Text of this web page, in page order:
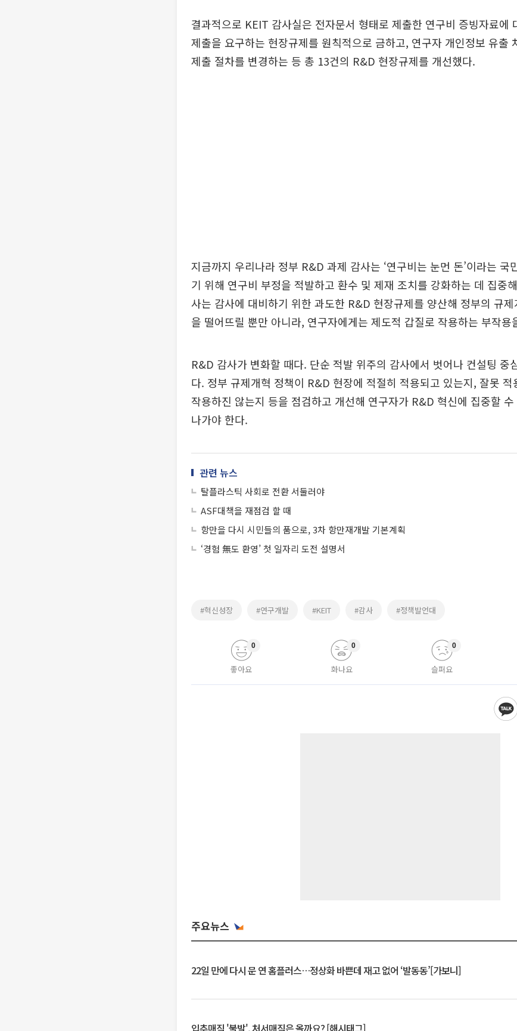
결과적으로 KEIT 감사실은 전자문서 형태로 제출한 연구비 증빙자료에
제출을 요구하는 현장규제를 원칙적으로 금하고, 연구자 개인정보 유출
제출 절차를 변경하는 등 총 13건의 R&D 현장규제를 개선했다.
지금까지 우리나라 정부 R&D 과제 감사는 ‘연구비는 눈먼 돈’이라는 국
기 위해 연구비 부정을 적발하고 환수 및 제재 조치를 강화하는 데 집중
사는 감사에 대비하기 위한 과도한 R&D 현장규제를 양산해 정부의 규
을 떨어뜨릴 뿐만 아니라, 연구자에게는 제도적 갑질로 작용하는 부작용
R&D 감사가 변화할 때다. 단순 적발 위주의 감사에서 벗어나 컨설팅 중
다. 정부 규제개혁 정책이 R&D 현장에 적절히 적용되고 있는지, 잘못 적
작용하진 않는지 등을 점검하고 개선해 연구자가 R&D 혁신에 집중할
나가야 한다.
관련 뉴스
탈플라스틱 사회로 전환 서둘러야
ASF대책을 재점검 할 때
항만을 다시 시민들의 품으로, 3차 항만재개발 기본계획
‘경험 無도 환영’ 첫 일자리 도전 설명서
#혁신성장 #연구개발 #KEIT #감사 #정책발언대
좋아요
0
화나요
0
슬퍼요
0
주요뉴스
22일 만에 다시 문 연 홈플러스…정상화 바쁜데 재고 없어 ‘발동동’[가보니]
입추매직 '불발', 처서매직은 올까요? [해시태그]